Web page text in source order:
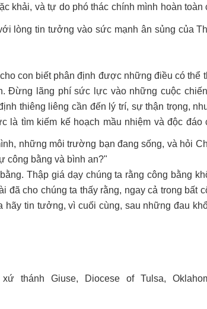
khải, và tự do phó thác chính mình hoàn toàn
lòng tin tưởng vào sức mạnh ân sủng của
con biết phân định được những điều có thể
Đừng lãng phí sức lực vào những cuộc
thiêng liêng cần đến lý trí, sự thận trọng,
tìm kiếm kế hoạch mầu nhiệm và độc đáo
những môi trường bạn đang sống, và hỏi
công bằng và bình an?"
Thập giá dạy chúng ta rằng công bằng
đã cho chúng ta thấy rằng, ngay cả trong bất
hãy tin tưởng, vì cuối cùng, sau những đau
thánh Giuse, Diocese of Tulsa,